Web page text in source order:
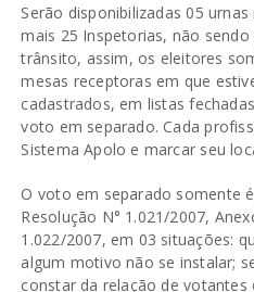
Serão disponibilizadas 05
mais 25 Inspetorias, não
trânsito, assim, os eleitores
mesas receptoras em que
cadastrados, em listas
voto em separado. Cada
Sistema Apolo e marcar seu
O voto em separado somente
Resolução N° 1.021/2007,
1.022/2007, em 03 situações:
algum motivo não se instalar;
constar da relação de votantes